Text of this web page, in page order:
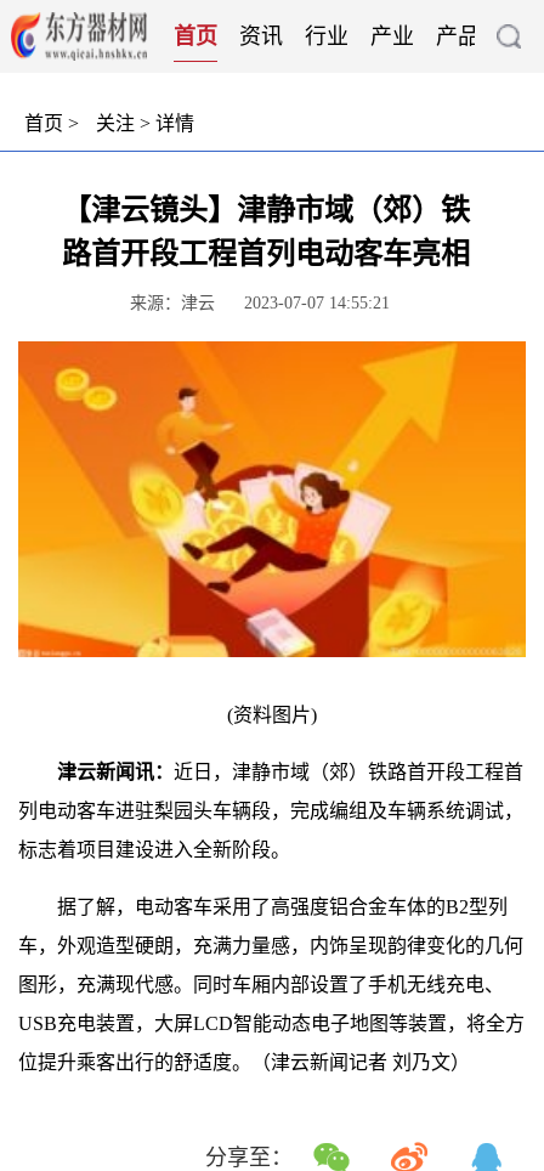
首页 资讯 行业 产业 产品 技术
首页 > 关注 > 详情
【津云镜头】津静市域（郊）铁
路首开段工程首列电动客车亮相
来源：津云 2023-07-07 14:55:21
(资料图片)
津云新闻讯： 近日，津静市域（郊）铁路首开段工程首
列电动客车进驻梨园头车辆段，完成编组及车辆系统调试，
标志着项目建设进入全新阶段。
据了解，电动客车采用了高强度铝合金车体的B2型列
车，外观造型硬朗，充满力量感，内饰呈现韵律变化的几何
图形，充满现代感。同时车厢内部设置了手机无线充电、
USB充电装置，大屏LCD智能动态电子地图等装置，将全方
位提升乘客出行的舒适度。（津云新闻记者 刘乃文）
分享至：